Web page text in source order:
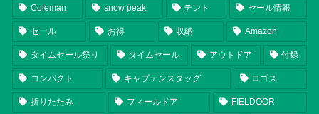
Coleman snow peak テント セール情報
セール お得 収納 Amazon
タイムセール祭り タイムセール アウトドア 付録
コンパクト キャプテンスタッグ ロゴス
折りたたみ フィールドア FIELDOOR